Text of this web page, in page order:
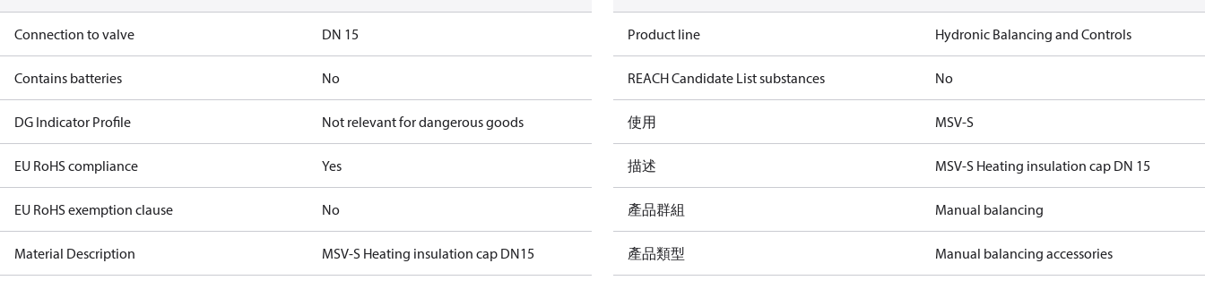
Connection to valve DN 15
Contains batteries No
DG Indicator Profile Not relevant for dangerous goods
EU RoHS compliance Yes
EU RoHS exemption clause No
Material Description MSV-S Heating insulation cap DN15
Product line Hydronic Balancing and Controls
REACH Candidate List substances No
使用 MSV-S
描述 MSV-S Heating insulation cap DN 15
產品群組 Manual balancing
產品類型 Manual balancing accessories